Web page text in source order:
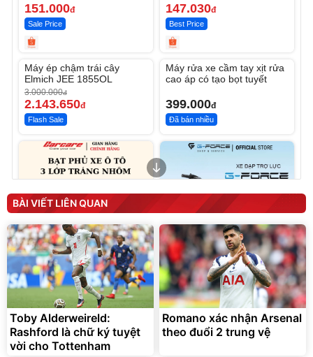
151.000đ
Sale Price
147.030đ
Best Price
-28%
Máy ép chậm trái cây
Elmich JEE 1855OL
3.000.000đ
2.143.650đ
Flash Sale
Máy rửa xe cầm tay xịt rửa
cao áp có tạo bọt tuyết
399.000đ
Đã bán nhiều
Bạt phủ xe ô tô cao cấp,
tráng nhôm 03 lớp
392.000đ
325.000đ
Đã bán nhiều
Xe đạp điện trợ lực G-
Force C14 gấp gọn bỏ cốp
tiện lợi
9.900.000đ
7.092.000đ
Đang xem nhiều
BÀI VIẾT LIÊN QUAN
Toby Alderweireld:
Rashford là chữ ký tuyệt
vời cho Tottenham
Romano xác nhận Arsenal
theo đuổi 2 trung vệ